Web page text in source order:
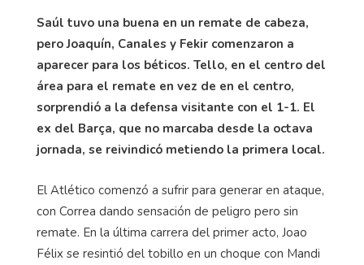
Saúl tuvo una buena en un remate de cabeza,
pero Joaquín, Canales y Fekir comenzaron a
aparecer para los béticos. Tello, en el centro del
área para el remate en vez de en el centro,
sorprendió a la defensa visitante con el 1-1. El
ex del Barça, que no marcaba desde la octava
jornada, se reivindicó metiendo la primera local.
El Atlético comenzó a sufrir para generar en ataque,
con Correa dando sensación de peligro pero sin
remate. En la última carrera del primer acto, Joao
Félix se resintió del tobillo en un choque con Mandi